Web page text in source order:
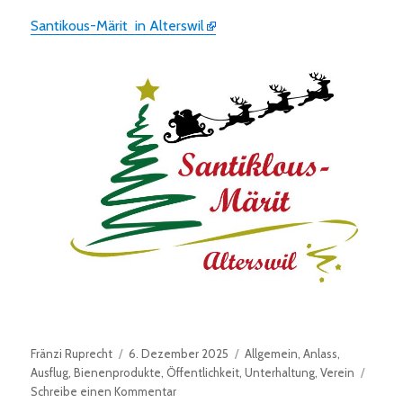
Santikous-Märit in Alterswil
Autor
Fränzi Ruprecht
Veröffentlicht
am
6. Dezember 2025 Kategorien
Allgemein ,Anlass
Ausflug ,Bienenprodukte Öffentlichkeit ,Unterhaltung ,Verein
Schreibe einen Kommentarzu